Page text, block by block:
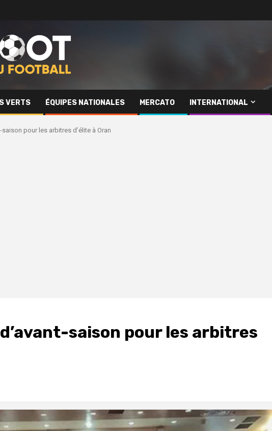
VERTS ÉQUIPES NATIONALES MERCATO INTERNATIONAL
saison pour les arbitres d’élite à Oran
saison pour les arbitres